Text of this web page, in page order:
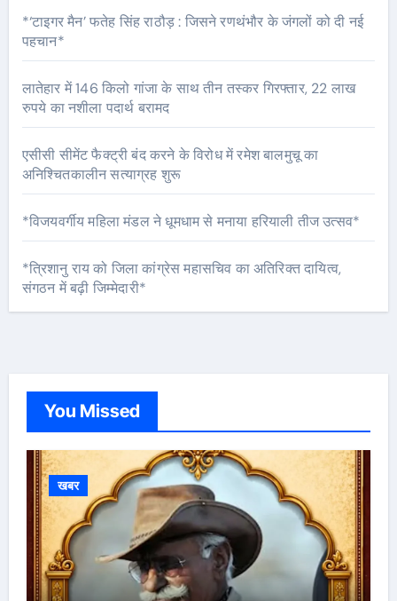
*‘टाइगर मैन’ फतेह सिंह राठौड़ : जिसने रणथंभौर के जंगलों को दी नई
पहचान*
लातेहार में 146 किलो गांजा के साथ तीन तस्कर गिरफ्तार, 22 लाख
रुपये का नशीला पदार्थ बरामद
एसीसी सीमेंट फैक्ट्री बंद करने के विरोध में रमेश बालमुचू का
अनिश्चितकालीन सत्याग्रह शुरू
*विजयवर्गीय महिला मंडल ने धूमधाम से मनाया हरियाली तीज उत्सव*
*त्रिशानु राय को जिला कांग्रेस महासचिव का अतिरिक्त दायित्व,
संगठन में बढ़ी जिम्मेदारी*
You Missed
खबर